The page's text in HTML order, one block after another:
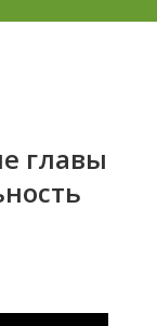
главы